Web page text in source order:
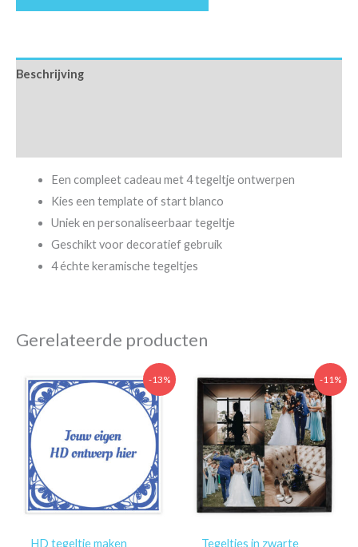
Beschrijving
Een compleet cadeau met 4 tegeltje ontwerpen
Kies een template of start blanco
Uniek en personaliseerbaar tegeltje
Geschikt voor decoratief gebruik
4 échte keramische tegeltjes
Gerelateerde producten
-13%
HD tegeltje maken
-11%
Tegeltjes in zwarte